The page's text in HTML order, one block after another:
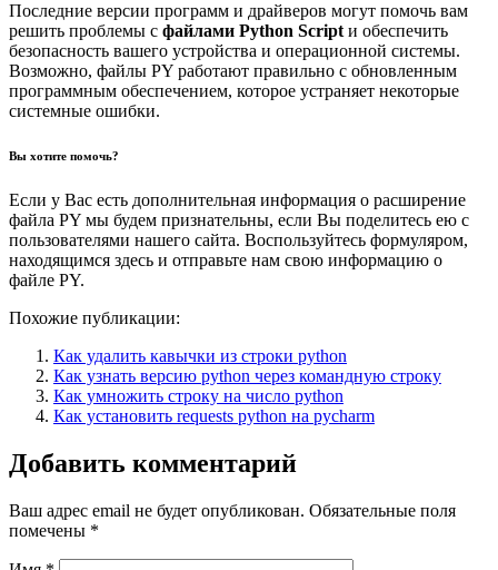
Последние версии программ и драйверов могут помочь вам
решить проблемы с файлами Python Script и обеспечить
безопасность вашего устройства и операционной системы.
Возможно, файлы PY работают правильно с обновленным
программным обеспечением, которое устраняет некоторые
системные ошибки.
Вы хотите помочь?
Если у Вас есть дополнительная информация о расширение
файла PY мы будем признательны, если Вы поделитесь ею с
пользователями нашего сайта. Воспользуйтесь формуляром,
находящимся здесь и отправьте нам свою информацию о
файле PY.
Похожие публикации:
Как удалить кавычки из строки python
Как узнать версию python через командную строку
Как умножить строку на число python
Как установить requests python на pycharm
Добавить комментарий
Ваш адрес email не будет опубликован. Обязательные поля
помечены *